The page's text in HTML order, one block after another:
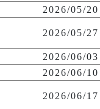
2026/05/
2026/05/
2026/06/
2026/06/
2026/06/